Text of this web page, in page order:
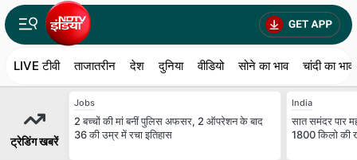
LIVE टीवी ताजातरीन देश दुनिया वीडियो सोने का भाव चांदी का भाव
ट्रेडिंग खबरें
Jobs
2 बच्चों की मां बनीं पुल‍िस अफसर, 2 ऑपरेशन के बाद
36 की उम्र में रचा इतिहास
India
सात समंदर पार
1800 किलो की